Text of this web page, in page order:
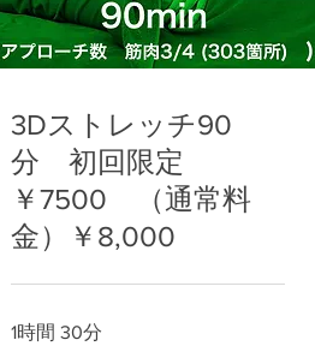
3Dストレッチ90
分 初回限定
￥7500 （通常料
金）￥8,000
1時間 30分